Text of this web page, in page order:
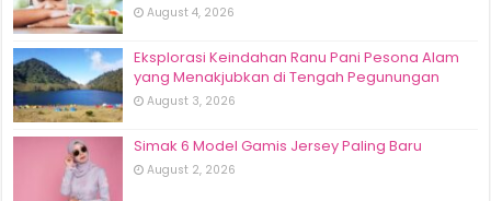
August 4, 2026
Eksplorasi Keindahan Ranu Pani Pesona Alam
yang Menakjubkan di Tengah Pegunungan
August 3, 2026
Simak 6 Model Gamis Jersey Paling Baru
August 2, 2026